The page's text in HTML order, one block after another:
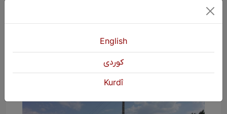
dermankirina nexwaşiyên çerm û gelek
nexwaşiyên cuda, bi taybetî
romatîzmayê gelekî bi bandore.
English
كوردی
Kurdî